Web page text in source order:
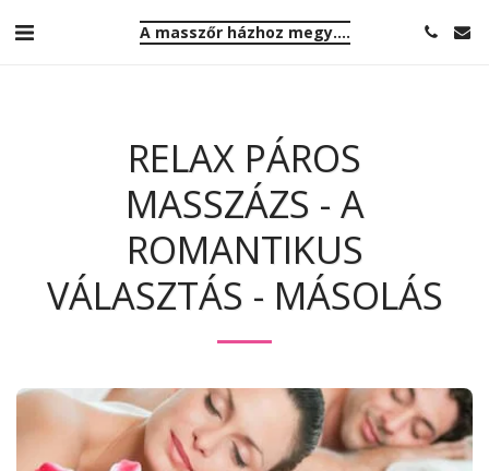
A masszőr házhoz megy....
RELAX PÁROS
MASSZÁZS - A
ROMANTIKUS
VÁLASZTÁS - MÁSOLÁS